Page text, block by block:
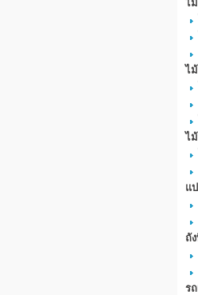
ไ
ไ
ไ
แ
ถั
ร